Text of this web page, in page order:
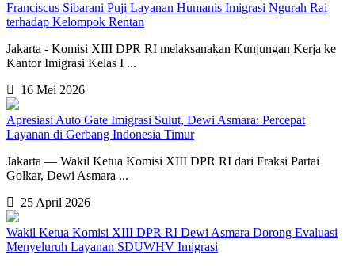
Franciscus Sibarani Puji Layanan Humanis Imigrasi Ngurah Rai
terhadap Kelompok Rentan
Jakarta - Komisi XIII DPR RI melaksanakan Kunjungan Kerja ke
Kantor Imigrasi Kelas I ...
16 Mei 2026
Apresiasi Auto Gate Imigrasi Sulut, Dewi Asmara: Percepat
Layanan di Gerbang Indonesia Timur
Jakarta — Wakil Ketua Komisi XIII DPR RI dari Fraksi Partai
Golkar, Dewi Asmara ...
25 April 2026
Wakil Ketua Komisi XIII DPR RI Dewi Asmara Dorong Evaluasi
Menyeluruh Layanan SDUWHV Imigrasi